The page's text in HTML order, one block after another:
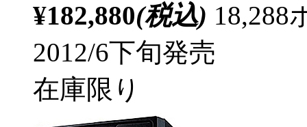
¥182,880(税込) 18,288
2012/6下旬発売
在庫限り